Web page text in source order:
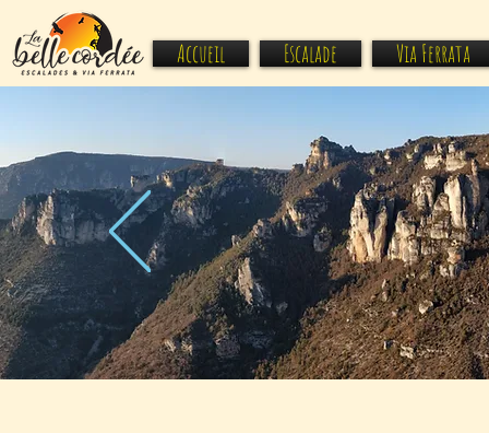
Accueil Escalade Via Ferrata